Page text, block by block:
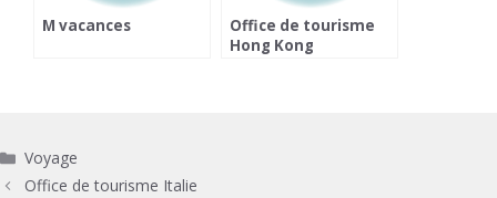
M vacances
Office de tourisme
Hong Kong
Catégories
Voyage
Office de tourisme Italie